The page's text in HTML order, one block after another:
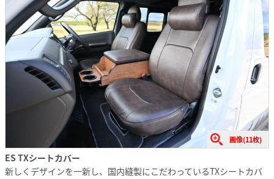
画像(11枚)
ES TXシートカバー
新しくデザインを一新し、国内縫製にこだわっているTXシートカバ